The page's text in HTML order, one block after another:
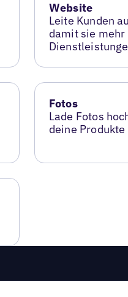
Website
Leite Kunden
damit sie mehr
Fotos
Lade Fotos
deine